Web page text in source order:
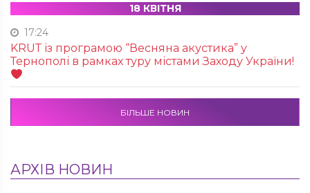
18 КВІТНЯ
17:24
KRUТ із програмою “Весняна акустика” у
Тернополі в рамках туру містами Заходу України!
БІЛЬШЕ НОВИН
АРХІВ НОВИН